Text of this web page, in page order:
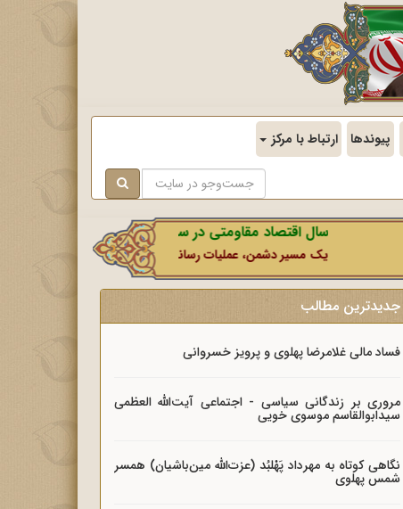
پیوندها ارتباط با مرکز
سال اقتصاد مقاومتی در سایه وحدت ملی و امنیت ملی.
یک مسیر دشمن، عملیات رسانه‌ای او است که در این ایام بطور خاص
جدیدترین مطالب
فساد مالی غلامرضا پهلوی و پرویز خسروانی
مروری بر زندگانی سیاسی - اجتماعی آیت‌الله العظمی
سیدابوالقاسم موسوی خویی
نگاهی کوتاه به مهرداد پَهْلبُد (عزت‌الله مین‌باشیان) همسر
شمس پهلوی